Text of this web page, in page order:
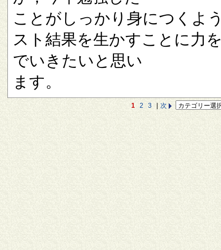
ことがしっかり身につくよ
スト結果を生かすことに力
でいきたいと思い
ます。
1 2 3 次